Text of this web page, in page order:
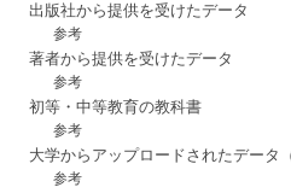
出版社から提供を受けたデータ
参考
著者から提供を受けたデータ
参考
初等・中等教育の教科書
参考
大学からアップロードされたデータ
参考